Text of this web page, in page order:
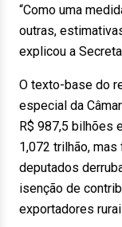
“Como uma
outras,
explicou a
O texto-base do
especial da
R$ 987,5 bilhões
1,072 trilhão,
deputados
isenção de
exportadores